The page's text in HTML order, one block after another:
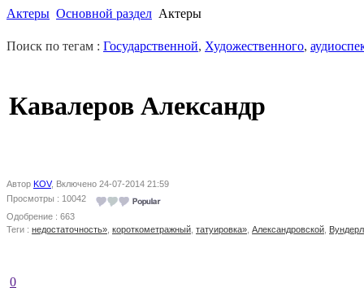
Актеры Основной раздел Актеры
Поиск по тегам : Государственной, Художественного,
Кавалеров Александр
Автор KOV, Включено 24-07-2014 21:59
Просмотры : 10042
Одобрение : 663
Теги : недостаточность» короткометражный татуировка» Александровской
0